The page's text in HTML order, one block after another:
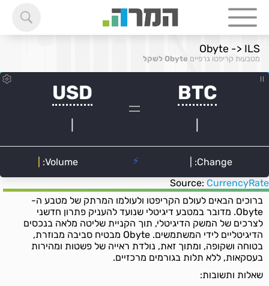
Obyte -> ILS
מטבעות קריפטו גרפיים Obyte לשקל
Source: CurrencyRate
ברוכים הבאים לעולם הקריפטו ולעולמו המרתק של מטבע ה-
Obyte. מדובר במטבע דיגיטלי שנועד להעניק פתרון חדשני
לצרכים של המשק הדיגיטלי, תוך הקניית שליטה מלאה בנכסים
הדיגיטליים לידי המשתמשים. Obyte מבטיח סביבה מבוזרת,
בטוחה ושקופה, ומתוך זאת, נולדת ראייה של פשטות ומהירות
בעסקאות, ללא תלות בגורמים מרכזיים.
שאלות ותשובות: